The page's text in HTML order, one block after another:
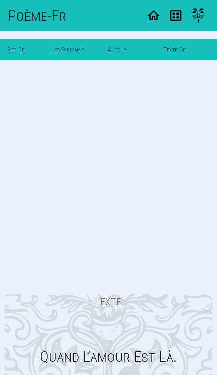
Poème-Fr
Site De Les Ecrivains Auteur Texte De
Texte:
Quand L’amour Est Là.